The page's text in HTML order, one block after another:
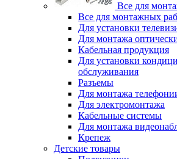
Все для
Все для монтажных
Для установки
Для монтажа
Кабельная продукция
Для установки
обслуживания
Разъемы
Для монтажа
Для электромонтажа
Кабельные системы
Для монтажа
Крепеж
Детские товары